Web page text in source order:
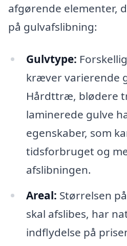
afgørende elementer,
på gulvafslibning:
Gulvtype:
kræver varierende
Hårdttræ, blødere
laminerede gulve
egenskaber, som
tidsforbruget og
afslibningen.
Areal: Størrelsen
skal afslibes, har
indflydelse på